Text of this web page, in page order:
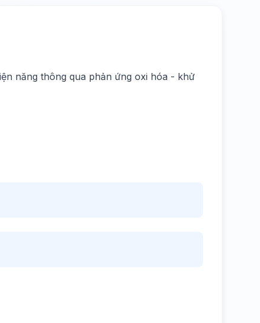
năng thông qua phản ứng oxi hóa - khử